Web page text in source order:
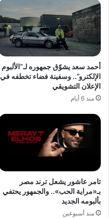
أحمد سعد يشوّق جمهوره لـ”الألبوم
الإلكترو”.. وسفينة فضاء تخطفه في
الإعلان التشويقي
منذ 6 أيام
تامر عاشور يشعل ترند مصر
بـ«مراية الحب».. والجمهور يحتفي
بألبومه الجديد
منذ أسبوعين